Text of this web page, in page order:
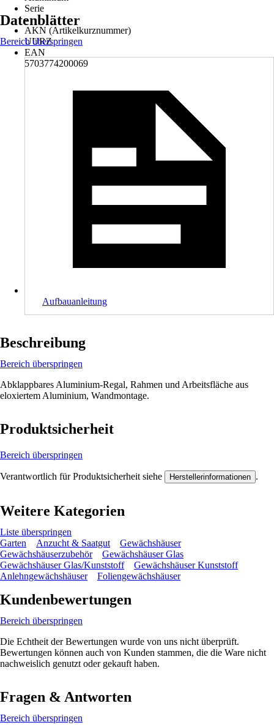
Serie
-
AKN (Artikelkurznummer)
UURZ
EAN
5703774200069
Datenblätter
Bereich überspringen
Aufbauanleitung
Beschreibung
Bereich überspringen
Abklappbares Aluminium-Regal, Rahmen und Arbeitsfläche aus
eloxiertem Aluminium, Wandmontage.
Produktsicherheit
Bereich überspringen
Verantwortlich für Produktsicherheit siehe Herstellerinformationen .
Weitere Kategorien
Liste überspringen
Garten
Anzucht & Saatgut
Gewächshäuser
Gewächshäuserzubehör
Gewächshäuser Glas
Gewächshäuser Glas/Kunststoff
Gewächshäuser Kunststoff
Anlehngewächshäuser
Foliengewächshäuser
Kundenbewertungen
Bereich überspringen
Die Echtheit der Bewertungen wurde von uns nicht überprüft.
Bewertungen können auch von Kunden stammen, die die Ware nicht
nachweislich genutzt oder gekauft haben.
Fragen & Antworten
Bereich überspringen